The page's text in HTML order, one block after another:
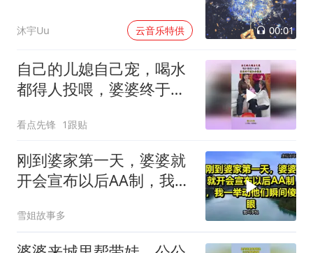
沐宇Uu 云音乐特供 00:01
自己的儿媳自己宠，喝水
都得人投喂，婆婆终于逮
看点先锋 1跟贴
刚到婆家第一天，婆婆就
开会宣布以后AA制，我一
雪姐故事多